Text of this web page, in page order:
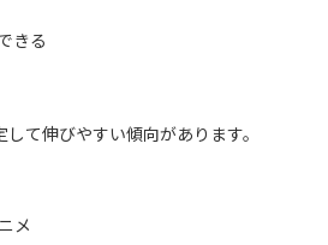
きる
て伸びやすい傾向があります。
メ